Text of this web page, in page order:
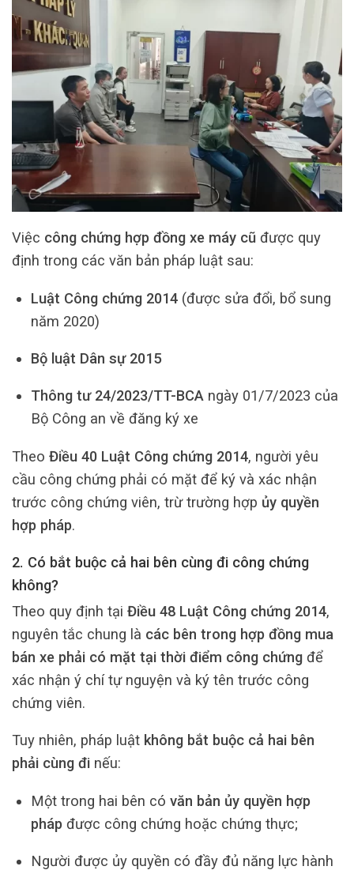
Việc công chứng hợp đồng xe máy cũ được quy
định trong các văn bản pháp luật sau:
Luật Công chứng 2014(được sửa đổi, bổ sung
năm 2020)
Bộ luật Dân sự 2015
Thông tư 24/2023/TT-BCAngày 01/7/2023 của
Bộ Công an về đăng ký xe
Theo Điều 40 Luật Công chứng 2014, người yêu
cầu công chứng phải có mặt để ký và xác nhận
trước công chứng viên, trừ trường hợp ủy quyền
hợp pháp.
2. Có bắt buộc cả hai bên cùng đi công chứng
không?
Theo quy định tại Điều 48 Luật Công chứng 2014,
nguyên tắc chung là các bên trong hợp đồng mua
bán xe phải có mặt tại thời điểm công chứng để
xác nhận ý chí tự nguyện và ký tên trước công
chứng viên.
Tuy nhiên, pháp luật không bắt buộc cả hai bên
phải cùng đi nếu:
Một trong hai bên có văn bản ủy quyền hợp
pháp được công chứng hoặc chứng thực;
Người được ủy quyền có đầy đủ năng lực hành